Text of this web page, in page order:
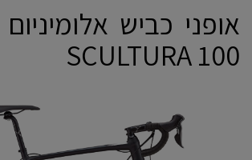
SCULTURA 100